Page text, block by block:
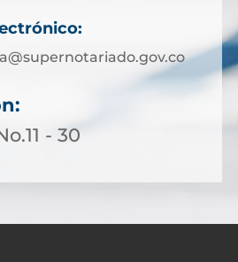
- 30